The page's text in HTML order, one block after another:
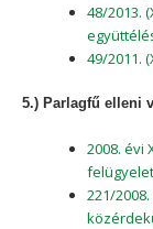
48/2013.
49/2011.
5.) Parlagfű elleni
2008. évi
221/